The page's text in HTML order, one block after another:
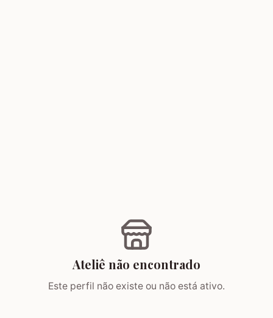
Ateliê não encontrado
Este perfil não existe ou não está ativo.